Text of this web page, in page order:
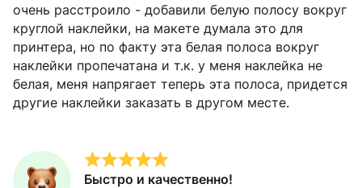
очень расстроило - добавили белую полосу вокруг
круглой наклейки, на макете думала это для
принтера, но по факту эта белая полоса вокруг
наклейки пропечатана и т.к. у меня наклейка не
белая, меня напрягает теперь эта полоса, придется
другие наклейки заказать в другом месте.
Быстро и качественно!